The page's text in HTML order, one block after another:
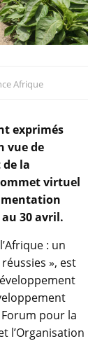
Afrique
exprimés
vue de
la
virtuel
30 avril.
: un
», est
pour la
l’Organisation